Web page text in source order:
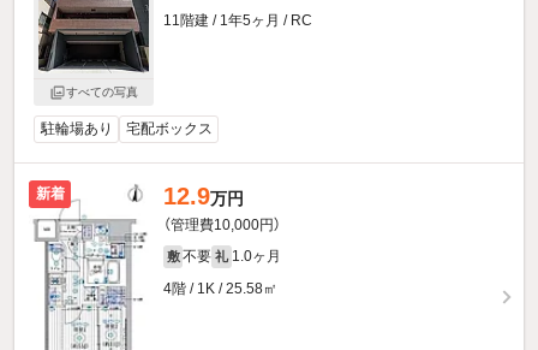
すべての写真
11階建 / 1年5ヶ月 / RC
駐輪場あり 宅配ボックス
新着 12.9万円
（管理費10,000円）
敷 不要 礼 1.0ヶ月
4階 / 1K / 25.58㎡